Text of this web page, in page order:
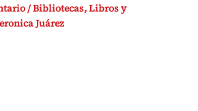
/Bibliotecas,Libros y
Juárez